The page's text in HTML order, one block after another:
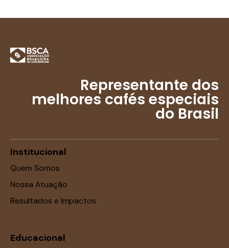
Representante dos
melhores cafés especiais
do Brasil
Institucional
Quem Somos
Nossa Atuação
Resultados e Impactos
Educacional